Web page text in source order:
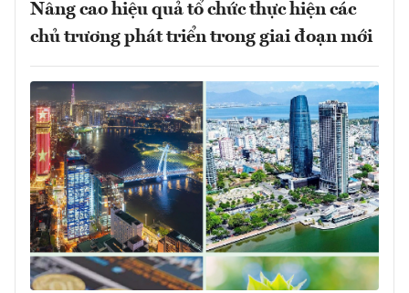
Nâng cao hiệu quả tổ chức thực hiện các
chủ trương phát triển trong giai đoạn mới